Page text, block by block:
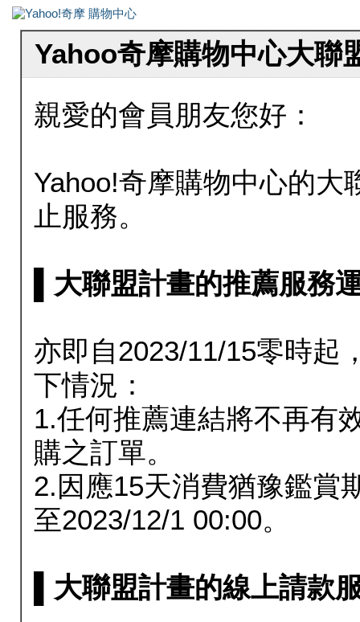
Yahoo奇摩購物中心大聯
親愛的會員朋友您好：
Yahoo!奇摩購物中心的大
止服務。
▌大聯盟計畫的推薦服務
亦即自2023/11/15零時起
下情況：
1.任何推薦連結將不再有
購之訂單。
2.因應15天消費猶豫鑑賞
至2023/12/1 00:00。
▌大聯盟計畫的線上請款